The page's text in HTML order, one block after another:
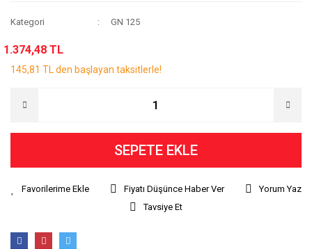
Kategori GN 125
1.374,48 TL
145,81 TL den başlayan taksitlerle!
SEPETE EKLE
Fiyatı Düşünce Haber Ver
Yorum Yaz
Tavsiye Et